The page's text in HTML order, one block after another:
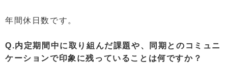
年間休日数です。
Q.内定期間中に取り組んだ課題や、同期とのコミュニ
ケーションで印象に残っていることは何ですか？